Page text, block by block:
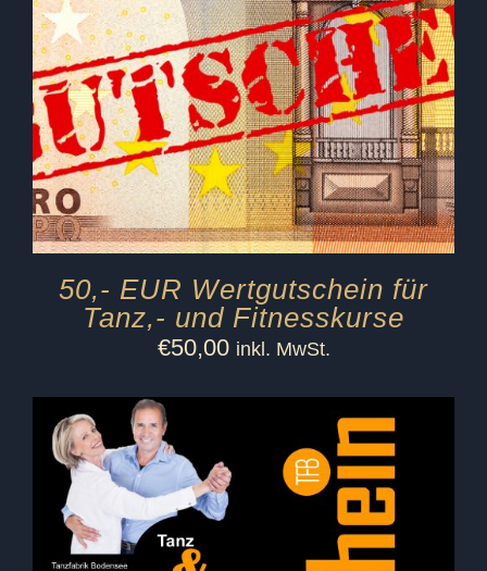
50,- EUR Wertgutschein für
Tanz,- und Fitnesskurse
€50,00 inkl. MwSt.